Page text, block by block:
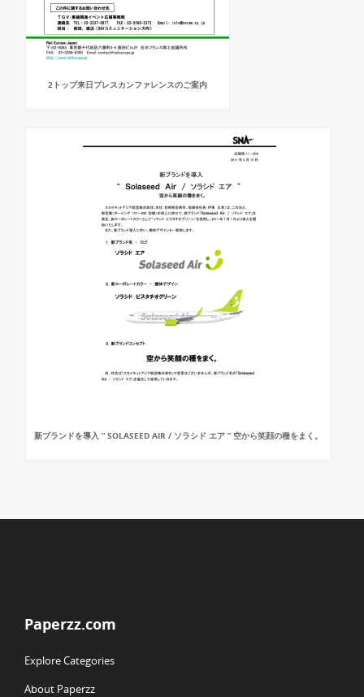
2トップ来日プレスカンファレンスのご案内
新ブランドを導入 “ SOLASEED AIR / ソラシド エア ” 空から笑顔の種をまく。
Paperzz.com
Explore Categories
About Paperzz